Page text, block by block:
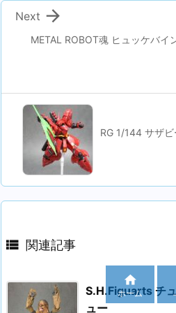
METAL ROBOT魂 ヒュッケバイ

Next
RG 1/144 サザ
 関連記事
S.H.Figuarts チ
ュー

ホーム